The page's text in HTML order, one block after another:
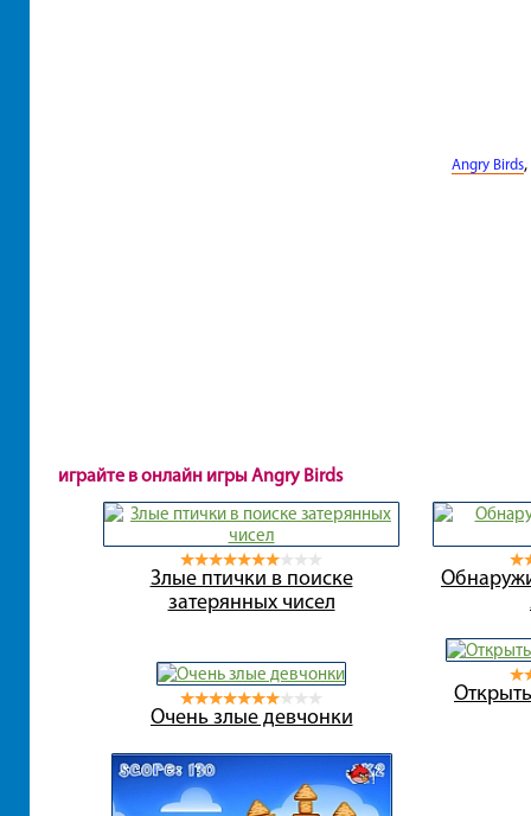
Angry Birds,
играйте в онлайн игры Angry Birds
Злые птички в поиске
затерянных чисел
Очень злые девчонки